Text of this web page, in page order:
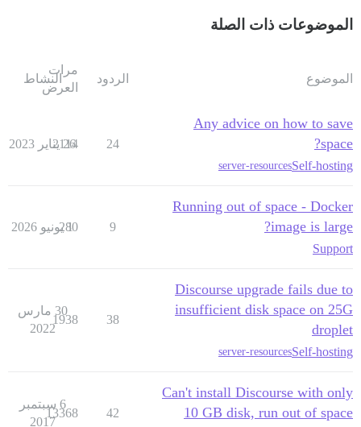
الموضوعات ذات الصلة
الموضوع الردود
مرات
العرض
النشاط
Any advice on how to save
space?
Self-hosting
server-resources
24
2114
26 يناير 2023
Running out of space - Docker
image is large?
Support
9
280
1 يونيو 2026
Discourse upgrade fails due to
insufficient disk space on 25G
droplet
Self-hosting
server-resources
38
1938
30 مارس
2022
Can't install Discourse with only
10 GB disk, run out of space
42
13368
6 سبتمبر
2017